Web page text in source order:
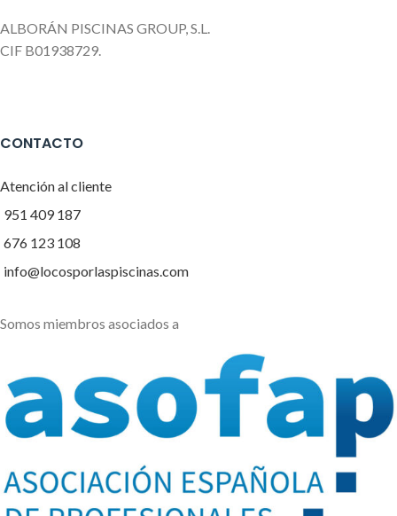
ALBORÁN PISCINAS GROUP, S.L.
CIF B01938729.
CONTACTO
Atención al cliente
951 409 187
676 123 108
info@locosporlaspiscinas.com
Somos miembros asociados a